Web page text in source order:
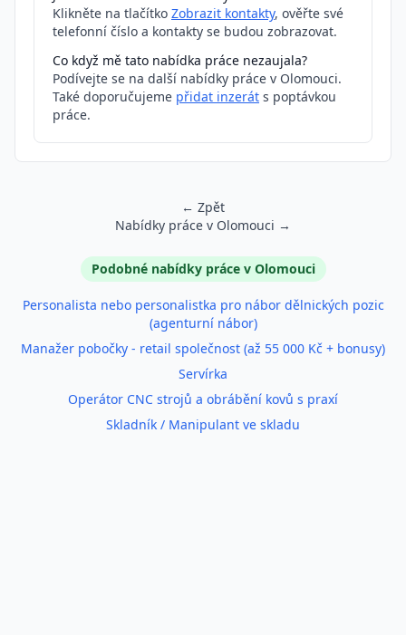
Klikněte na tlačítko Zobrazit kontakty, ověřte své
telefonní číslo a kontakty se budou zobrazovat.
Co když mě tato nabídka práce nezaujala?
Podívejte se na další nabídky práce v Olomouci.
Také doporučujeme přidat inzerát s poptávkou
práce.
← Zpět
Nabídky práce v Olomouci →
Podobné inzerátyPodobné nabídky práce v Olomouci
Personalista nebo personalistka pro nábor dělnických pozic
(agenturní nábor)
Manažer pobočky - retail společnost (až 55 000 Kč + bonusy)
Servírka
Operátor CNC strojů a obrábění kovů s praxí
Skladník / Manipulant ve skladu